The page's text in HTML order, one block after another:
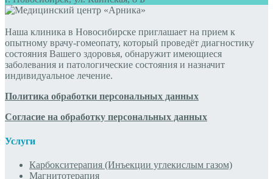
Наша клиника в Новосибирске приглашает на прием к
опытному врачу-гомеопату, который проведёт диагностику
состояния Вашего здоровья, обнаружит имеющиеся
заболевания и патологические состояния и назначит
индивидуальное лечение.
Политика обработки персональных данных
Согласие на обработку персональных данных
Услуги
Карбокситерапия (Инъекции углекислым газом)
Магнитотерапия